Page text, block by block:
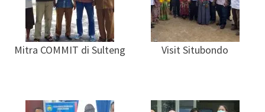
Mitra COMMIT di Sulteng Visit Situbondo